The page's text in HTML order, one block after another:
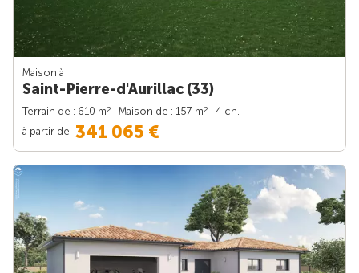
Maison à
Saint-Pierre-d'Aurillac (33)
Terrain de : 610 m2 | Maison de : 157 m2
| 4 ch.
à partir de 341 065 €